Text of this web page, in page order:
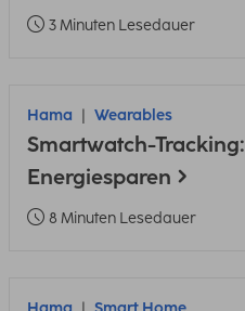
3 Minuten Lesedauer
Hama Wearables
Smartwatch-
Energiesparen
8 Minuten Lesedauer